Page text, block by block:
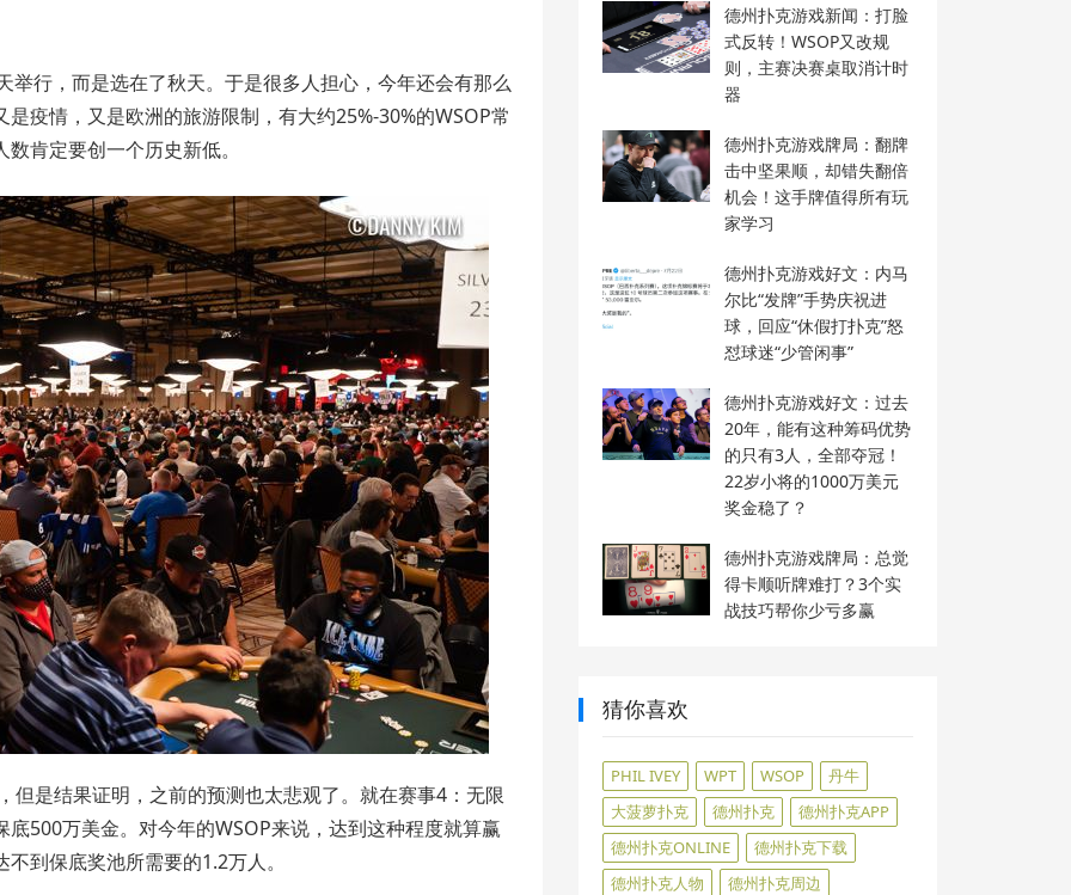
举行，而是选在了秋天。于是很多人担心，今年还会有那么
疫情，又是欧洲的旅游限制，有大约25%-30%的WSOP常
肯定要创一个历史新低。
但是结果证明，之前的预测也太悲观了。就在赛事4：无限
500万美金。对今年的WSOP来说，达到这种程度就算赢
到保底奖池所需要的1.2万人。
德州扑克游戏新闻：打脸
式反转！WSOP又改规
则，主赛决赛桌取消计时
器
德州扑克游戏牌局：翻牌
击中坚果顺，却错失翻倍
机会！这手牌值得所有玩
家学习
德州扑克游戏好文：内马
尔比“发牌”手势庆祝进
球，回应“休假打扑克”怒
怼球迷“少管闲事”
德州扑克游戏好文：过去
20年，能有这种筹码优势
的只有3人，全部夺冠！
22岁小将的1000万美元
奖金稳了？
德州扑克游戏牌局：总觉
得卡顺听牌难打？3个实
战技巧帮你少亏多赢
猜你喜欢
PHIL IVEY WPT WSOP
丹牛
大菠萝扑克
德州扑克
德州扑克APP
德州扑克ONLINE
德州扑克下载
德州扑克人物
德州扑克周边